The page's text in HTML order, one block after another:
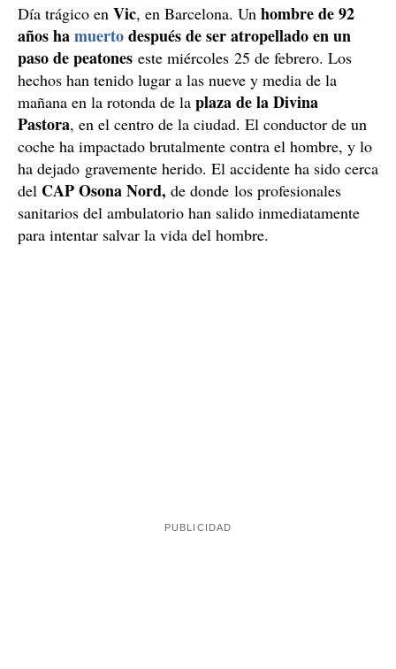
Día trágico en Vic, en Barcelona. Un hombre de 92
años hamuertodespués de ser atropellado en un
paso de peatones este miércoles 25 de febrero. Los
hechos han tenido lugar a las nueve y media de la
mañana en la rotonda de la plaza de la Divina
Pastora, en el centro de la ciudad. El conductor de un
coche ha impactado brutalmente contra el hombre, y lo
ha dejado gravemente herido. El accidente ha sido cerca
del CAP Osona Nord, de donde los profesionales
sanitarios del ambulatorio han salido inmediatamente
para intentar salvar la vida del hombre.